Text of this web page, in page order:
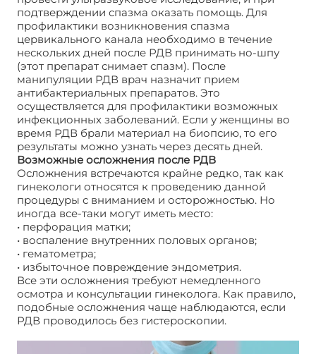
подтверждении спазма оказать помощь. Для
профилактики возникновения спазма
цервикального канала необходимо в течение
нескольких дней после РДВ принимать но-шпу
(этот препарат снимает спазм). После
манипуляции РДВ врач назначит прием
антибактериальных препаратов. Это
осуществляется для профилактики возможных
инфекционных заболеваний. Если у женщины во
время РДВ брали материал на биопсию, то его
результаты можно узнать через десять дней.
Возможные осложнения после РДВ
Осложнения встречаются крайне редко, так как
гинекологи относятся к проведению данной
процедуры с вниманием и осторожностью. Но
иногда все-таки могут иметь место:
• перфорация матки;
• воспаление внутренних половых органов;
• гематометра;
• избыточное повреждение эндометрия.
Все эти осложнения требуют немедленного
осмотра и консультации гинеколога. Как правило,
подобные осложнения чаще наблюдаются, если
РДВ проводилось без гистероскопии.